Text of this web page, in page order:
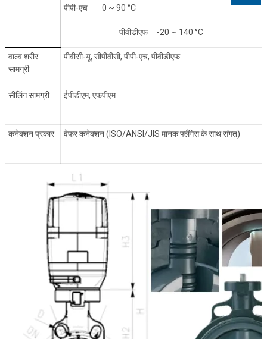
पीपी-एच 0 ~ 90 °C
पीवीडीएफ -20 ~ 140 °C
वाल्व शरीर
सामग्री
पीवीसी-यू, सीपीवीसी, पीपी-एच, पीवीडीएफ
सीलिंग सामग्री ईपीडीएम, एफपीएम
कनेक्शन प्रकार वेफर कनेक्शन (ISO/ANSI/JIS मानक फ्लैंगेस के साथ संगत)